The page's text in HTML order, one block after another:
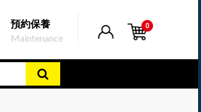
0
預約保養
Maintenance